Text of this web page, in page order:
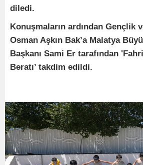
diledi.
Konuşmaların ardından Gençlik
Osman Aşkın Bak’a Malatya
Başkanı Sami Er tarafından
Beratı’ takdim edildi.